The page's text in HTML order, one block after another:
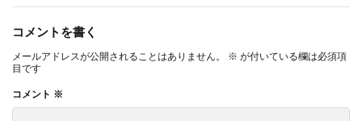
コメントを書く
メールアドレスが公開されることはありません。 ※ が付いている欄は必須項
目です
コメント ※